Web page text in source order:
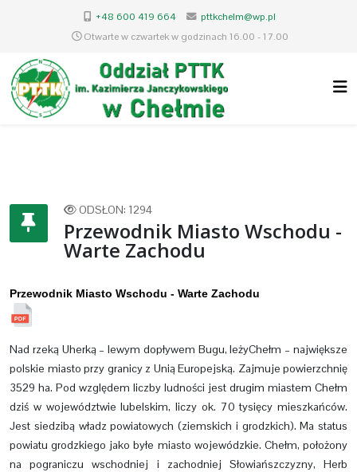
+48 600 419 664
pttkchelm@wp.pl
Otwarte w czwartek w godzinach 16.00 - 17.00
ODSŁON: 1294
Przewodnik Miasto Wschodu -
Warte Zachodu
Przewodnik Miasto Wschodu - Warte Zachodu
Nad rzeką Uherką – lewym dopływem Bugu, leżyChełm – największe
polskie miasto przy granicy z Unią Europejską. Zajmuje powierzchnię
3529 ha. Pod względem liczby ludności jest drugim miastem Chełm
dziś w województwie lubelskim, liczy ok. 70 tysięcy mieszkańców.
Jest siedzibą władz powiatowych (ziemskich i grodzkich). Ma status
powiatu grodzkiego jako byłe miasto wojewódzkie. Chełm, położony
na pograniczu wschodniej i zachodniej Słowiańszczyzny, Herb